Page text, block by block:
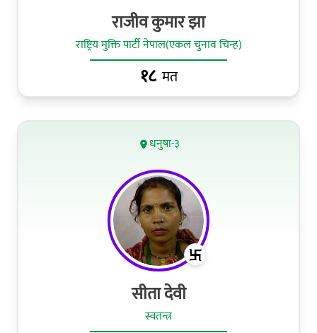
राजीव कुमार झा
राष्ट्रिय मुक्ति पार्टी नेपाल(एकल चुनाव चिन्ह)
१८मत
धनुषा-३
सीता देवी
स्वतन्त्र